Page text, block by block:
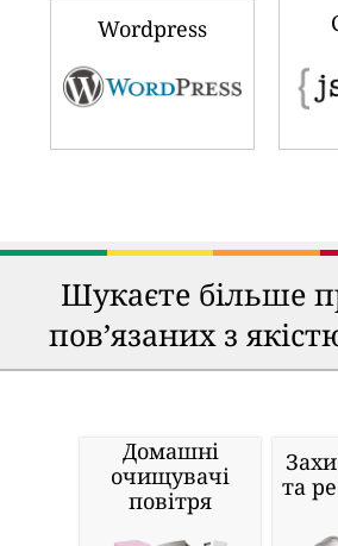
Wordpress
Шукаєте більше
пов’язаних з
Домашні
очищувачі
повітря
та